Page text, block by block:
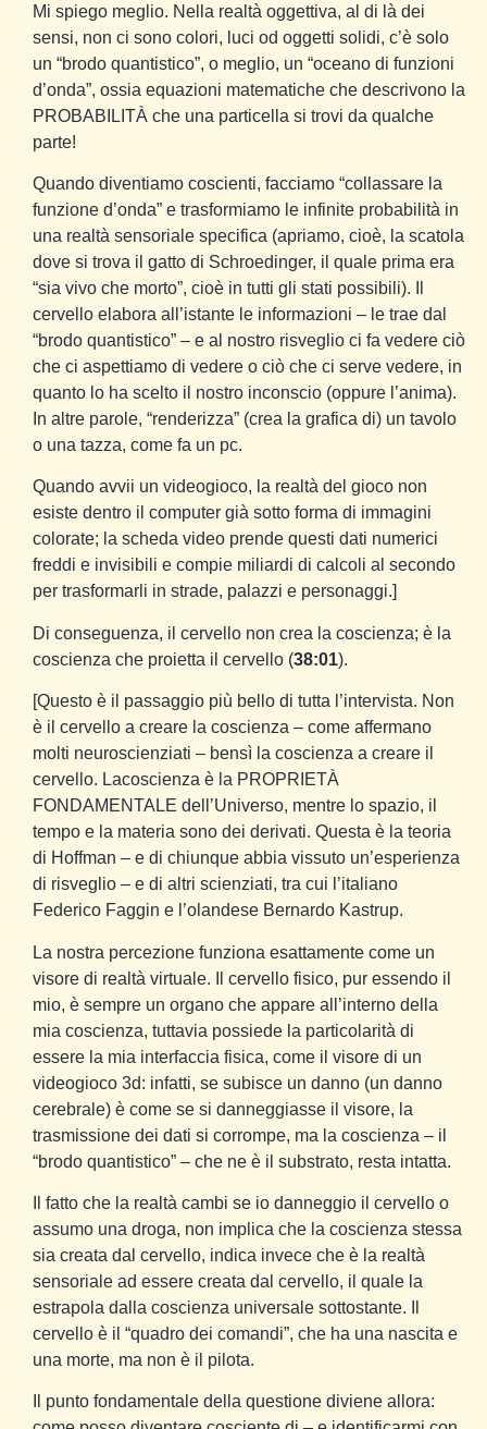
Mi spiego meglio. Nella realtà oggettiva, al di là dei
sensi, non ci sono colori, luci od oggetti solidi, c’è solo
un “brodo quantistico”, o meglio, un “oceano di funzioni
d’onda”, ossia equazioni matematiche che descrivono la
PROBABILITÀ che una particella si trovi da qualche
parte!
Quando diventiamo coscienti, facciamo “collassare la
funzione d’onda” e trasformiamo le infinite probabilità in
una realtà sensoriale specifica (apriamo, cioè, la scatola
dove si trova il gatto di Schroedinger, il quale prima era
“sia vivo che morto”, cioè in tutti gli stati possibili). Il
cervello elabora all’istante le informazioni – le trae dal
“brodo quantistico” – e al nostro risveglio ci fa vedere ciò
che ci aspettiamo di vedere o ciò che ci serve vedere, in
quanto lo ha scelto il nostro inconscio (oppure l’anima).
In altre parole, “renderizza” (crea la grafica di) un tavolo
o una tazza, come fa un pc.
Quando avvii un videogioco, la realtà del gioco non
esiste dentro il computer già sotto forma di immagini
colorate; la scheda video prende questi dati numerici
freddi e invisibili e compie miliardi di calcoli al secondo
per trasformarli in strade, palazzi e personaggi.]
Di conseguenza, il cervello non crea la coscienza; è la
coscienza che proietta il cervello (38:01).
[Questo è il passaggio più bello di tutta l’intervista. Non
è il cervello a creare la coscienza – come affermano
molti neuroscienziati – bensì la coscienza a creare il
cervello. Lacoscienza è la PROPRIETÀ
FONDAMENTALE dell’Universo, mentre lo spazio, il
tempo e la materia sono dei derivati. Questa è la teoria
di Hoffman – e di chiunque abbia vissuto un’esperienza
di risveglio – e di altri scienziati, tra cui l’italiano
Federico Faggin e l’olandese Bernardo Kastrup.
La nostra percezione funziona esattamente come un
visore di realtà virtuale. Il cervello fisico, pur essendo il
mio, è sempre un organo che appare all’interno della
mia coscienza, tuttavia possiede la particolarità di
essere la mia interfaccia fisica, come il visore di un
videogioco 3d: infatti, se subisce un danno (un danno
cerebrale) è come se si danneggiasse il visore, la
trasmissione dei dati si corrompe, ma la coscienza – il
“brodo quantistico” – che ne è il substrato, resta intatta.
Il fatto che la realtà cambi se io danneggio il cervello o
assumo una droga, non implica che la coscienza stessa
sia creata dal cervello, indica invece che è la realtà
sensoriale ad essere creata dal cervello, il quale la
estrapola dalla coscienza universale sottostante. Il
cervello è il “quadro dei comandi”, che ha una nascita e
una morte, ma non è il pilota.
Il punto fondamentale della questione diviene allora: